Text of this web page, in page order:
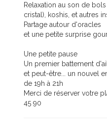
Relaxation au son de bols
cristal), koshis, et autres
Partage autour d'oracles
et une petite surprise
Une petite pause
Un premier battement
et peut-être... un nouvel
de 19h à 21h
Merci de réserver votre
45 90